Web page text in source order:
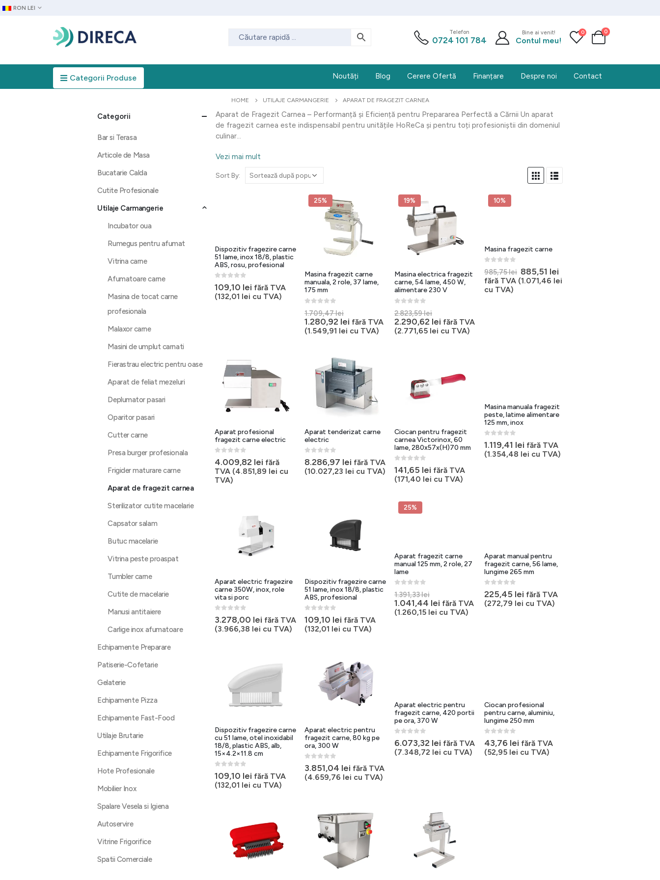
RON LEI
Telefon
0724 101 784
Bine ai venit!
Contul meu!
0 0
Categorii Produse Noutăți Blog Cerere Ofertă Finanțare Despre noi Contact
HOME UTILAJE CARMANGERIE APARAT DE FRAGEZIT CARNEA
Aparat de Fragezit Carnea – Performanță și Eficiență pentru Prepararea Perfectă a Cărnii Un aparat
de fragezit carnea este indispensabil pentru unitățile HoReCa și pentru toți profesioniștii din domeniul
culinar...
Vezi mai mult
Sort By:
Dispozitiv fragezire carne
51 lame, inox 18/8, plastic
ABS, rosu, profesional
0 out of 5
109,10 lei fără TVA
(132,01 lei cu TVA)
25%
Masina fragezit carne
manuala, 2 role, 37 lame,
175 mm
1.709,47lei
inițial
a
1.280,92 lei Prețul
curent
fără TVA
(1.549,91 lei cu TVA)
19%
Masina electrica fragezit
carne, 54 lame, 450 W,
alimentare 230 V
2.823,59lei
inițial
a
2.290,62 lei Prețul
curent
fără TVA
(2.771,65 lei cu TVA)
10%
Masina fragezit carne
985,75lei Prețul
inițial
885,51 lei
curent
fără TVA (1.071,46 lei
cu TVA)
Aparat profesional
fragezit carne electric
0out of 5
4.009,82 lei fără
TVA (4.851,89 lei cu
TVA)
Aparat tenderizat carne
electric
0out of 5
8.286,97 lei fără TVA
(10.027,23 lei cu TVA)
Ciocan pentru fragezit
carnea Victorinox, 60
lame, 280x57x(H)70 mm
0 out of 5
141,65 lei fără TVA
(171,40 lei cu TVA)
Masina manuala fragezit
peste, latime alimentare
125 mm, inox
0 out of 5
1.119,41 lei fără TVA
(1.354,48 lei cu TVA)
Aparat electric fragezire
carne 350W, inox, role
vita si porc
0out of 5
3.278,00 lei fără TVA
(3.966,38 lei cu TVA)
Dispozitiv fragezire carne
51 lame, inox 18/8, plastic
ABS, profesional
0 out of 5
109,10 lei fără TVA
(132,01 lei cu TVA)
25%
Aparat fragezit carne
manual 125 mm, 2 role, 27
lame
1.391,33lei
inițial
a
1.041,44 lei Prețul
curent
fără TVA
(1.260,15 lei cu TVA)
Aparat manual pentru
fragezit carne, 56 lame,
lungime 265 mm
0out of 5
225,45 lei fără TVA
(272,79 lei cu TVA)
Dispozitiv fragezire carne
cu 51 lame, otel inoxidabil
18/8, plastic ABS, alb,
15×4.2×11.8 cm
0 out of 5
109,10 lei fără TVA
(132,01 lei cu TVA)
Aparat electric pentru
fragezit carne, 80 kg pe
ora, 300 W
0out of 5
3.851,04 lei fără TVA
(4.659,76 lei cu TVA)
Aparat electric pentru
fragezit carne, 420 portii
pe ora, 370 W
0out of 5
6.073,32 lei fără TVA
(7.348,72 lei cu TVA)
Ciocan profesional
pentru carne, aluminiu,
lungime 250 mm
0out of 5
43,76 lei fără TVA
(52,95 lei cu TVA)
Categorii
Bar si Terasa
Articole de Masa
Bucatarie Calda
Cutite Profesionale
Utilaje Carmangerie
Incubator oua
Rumegus pentru afumat
Vitrina carne
Afumatoare carne
Masina de tocat carne
profesionala
Malaxor carne
Masini de umplut carnati
Fierastrau electric pentru oase
Aparat de feliat mezeluri
Deplumator pasari
Oparitor pasari
Cutter carne
Presa burger profesionala
Frigider maturare carne
Aparat de fragezit carnea
Sterilizator cutite macelarie
Capsator salam
Butuc macelarie
Vitrina peste proaspat
Tumbler carne
Cutite de macelarie
Manusi antitaiere
Carlige inox afumatoare
Echipamente Preparare
Patiserie-Cofetarie
Gelaterie
Echipamente Pizza
Echipamente Fast-Food
Utilaje Brutarie
Echipamente Frigorifice
Hote Profesionale
Mobilier Inox
Spalare Vesela si Igiena
Autoservire
Vitrine Frigorifice
Spatii Comerciale